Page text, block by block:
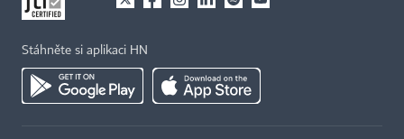
Stáhněte si aplikaci HN